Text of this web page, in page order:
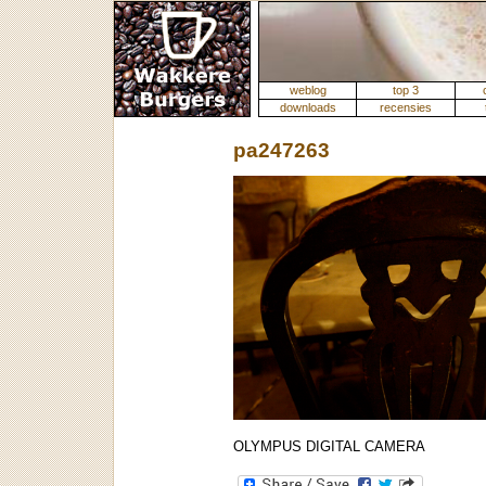
weblog top 3
downloads
recensies
pa247263
OLYMPUS DIGITAL CAMERA